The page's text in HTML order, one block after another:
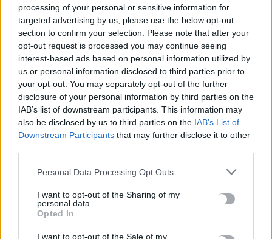
processing of your personal or sensitive information for
targeted advertising by us, please use the below opt-out
section to confirm your selection. Please note that after your
opt-out request is processed you may continue seeing
interest-based ads based on personal information utilized by
us or personal information disclosed to third parties prior to
your opt-out. You may separately opt-out of the further
disclosure of your personal information by third parties on the
IAB’s list of downstream participants. This information may
also be disclosed by us to third parties on the IAB’s List of
Downstream Participants that may further disclose it to other
Personal Data Processing Opt Outs
I want to opt-out of the Sharing of my
personal data.
Opted In
I want to opt-out of the Sale of my
Μετάβαση Επισήμων και Αρχών στον χώρο
παρακολούθησης της παρέλασης.
ΩΡΑ 12:00 Παρέλαση
(Από τη Λεωφόρο Δημοκρατίας στο ύψος του μνημείου
Μάχης Κρήτης, συνέχεια προς πλατεία Ελευθερίας, οδό
Αβέρωφ, οδό Έβανς (αριστερά μεγάλη Έβανς) και
ολοκλήρωση στην Καινούρια Πόρτα (Καμάρες,
εξωτερικά των τειχών – Είσοδο Κηποθέατρου «Ν.
Καζαντζάκης»), των ακόλουθων τμημάτων: Της
Φιλαρμονικής του Δήμου, των Αναπήρων Πολέμου,
Ελληνικού Ερυθρού Σταυρού (Σώμα Νοσηλευτικής,
Σώμα Κοινωνικής Πρόνοιας, Σώμα Σαμαρειτών –